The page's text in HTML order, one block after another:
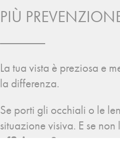
PIÙ
La tua vista è preziosa e
la differenza.
Se porti gli occhiali o le
situazione visiva. E se
efficienza?